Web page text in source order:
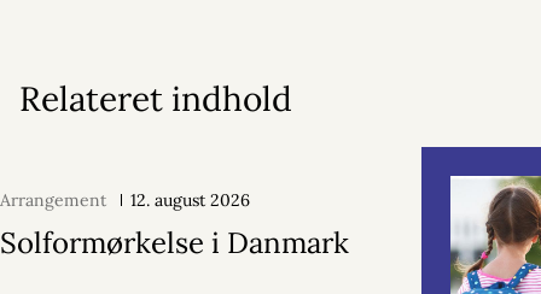
Relateret indhold
Arrangement 12. august 2026
Solformørkelse i Danmark